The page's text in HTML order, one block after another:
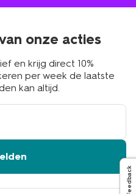
onze acties
en krijg direct 10%
per week de laatste
kan altijd.
Feedback